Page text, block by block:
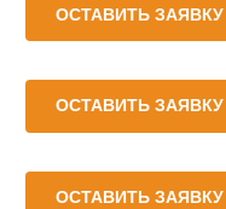
ОСТАВИТЬ ЗАЯВКУ
ОСТАВИТЬ ЗАЯВКУ
ОСТАВИТЬ ЗАЯВКУ